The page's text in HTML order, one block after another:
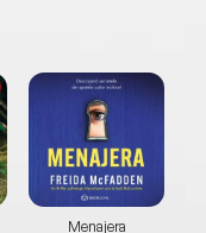
Menajera